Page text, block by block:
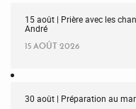
15 août | Prière avec les
André
15 AOÛT 2026
30 août | Préparation au